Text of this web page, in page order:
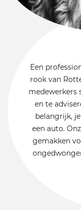
Een
rook van
medewerkers
en te
belangrijk,
een auto.
gemakken